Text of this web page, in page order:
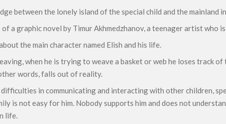
between the lonely island of the special child and the mainland
of a graphic novel by Timur Akhmedzhanov, a teenager artist who
the main character named Elish and his life.
when he is trying to weave a basket or web he loses track
words, falls out of reality.
in communicating and interacting with other children,
is not easy for him. Nobody supports him and does not
life.